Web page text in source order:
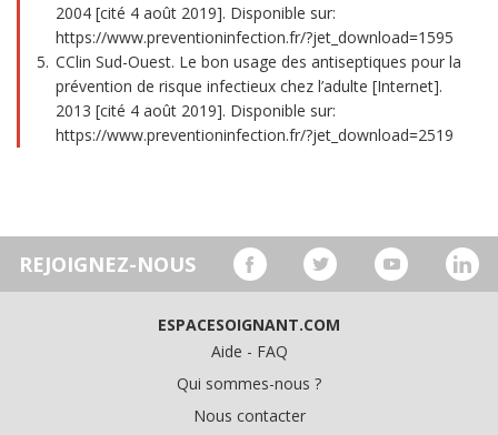
2004 [cité 4 août 2019]. Disponible sur:
https://www.preventioninfection.fr/?jet_download=1595
CClin Sud-Ouest. Le bon usage des antiseptiques pour la
prévention de risque infectieux chez l’adulte [Internet].
2013 [cité 4 août 2019]. Disponible sur:
https://www.preventioninfection.fr/?jet_download=2519
REJOIGNEZ-NOUS
ESPACESOIGNANT.COM
Aide - FAQ
Qui sommes-nous ?
Nous contacter